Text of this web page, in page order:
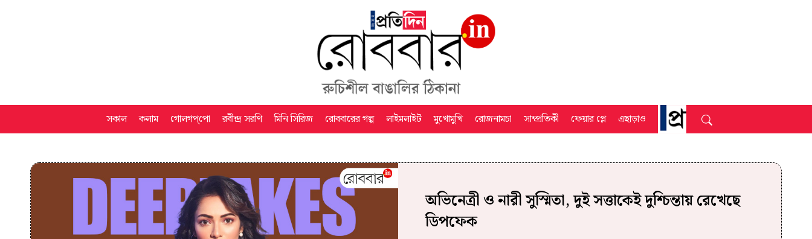
সকাল কলাম গোলগপ্‌পো রবীন্দ্র সরণি মিনি সিরিজ রোববারের গল্প লাইমলাইট মুখোমুখি রোজনামচা সাম্প্রতিকী ফেয়ার প্লে এছাড়াও
অভিনেত্রী ও নারী সুস্মিতা, দুই সত্তাকেই দুশ্চিন্তায় রেখেছে
ডিপফেক